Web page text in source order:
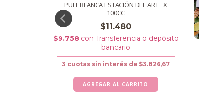
PUFF BLANCA ESTACIÓN DEL ARTE X
100CC
$11.480
$9.758 con Transferencia o depósito
bancario
3 cuotas sin interés de $3.826,67